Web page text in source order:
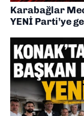
Karabağlar
YENİ Parti’ye